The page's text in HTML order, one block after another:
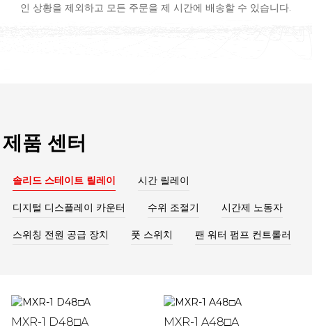
인 상황을 제외하고 모든 주문을 제 시간에 배송할 수 있습니다.
제품 센터
솔리드 스테이트 릴레이 시간 릴레이
디지털 디스플레이 카운터 수위 조절기 시간제 노동자
스위칭 전원 공급 장치 풋 스위치 팬 워터 펌프 컨트롤러
솔리드 스테이
MXR-1 D48□A MXR-1 A48□A
DH48S-1Z
DH48S(JSS48A) 시리즈는 외국
DH48S-2Z
DH48S(JSS48A) 시리즈는 외국
DH48J-8
DH48J는 외국 기술을 도입하고 수
DH48J-8A
DH48J는 외국 기술을 도입하고 수
JYB-714
JYB-714 시리즈 액체 레벨 릴레이
CN101
1. 난연성 쉘: 난연성 보호 쉘은 고온
KG316T-상위 라인
1. 난연성 쉘: 난연성 보호 쉘은 고온,
LRS-35
단일 출력: 전력 35W 입력 전압:
LRS-50
단일 출력: 전력 50W 입력 전압:
한 번 사용, 하나의 백업 워터
펌프 컨트롤러
단일 제어 2팬 컨트롤러